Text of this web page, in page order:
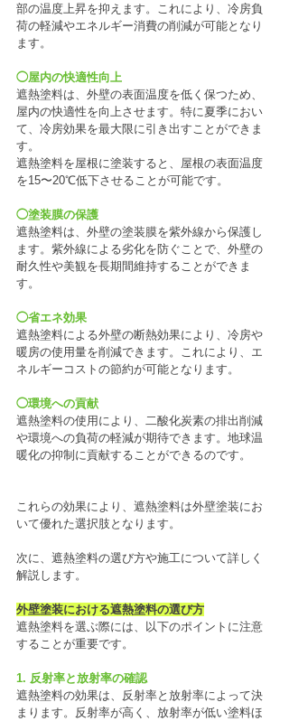
部の温度上昇を抑えます。これにより、冷房負
荷の軽減やエネルギー消費の削減が可能となり
ます。
◯屋内の快適性向上
遮熱塗料は、外壁の表面温度を低く保つため、
屋内の快適性を向上させます。特に夏季におい
て、冷房効果を最大限に引き出すことができま
す。
遮熱塗料を屋根に塗装すると、屋根の表面温度
を15〜20℃低下させることが可能です。
◯塗装膜の保護
遮熱塗料は、外壁の塗装膜を紫外線から保護し
ます。紫外線による劣化を防ぐことで、外壁の
耐久性や美観を長期間維持することができま
す。
◯省エネ効果
遮熱塗料による外壁の断熱効果により、冷房や
暖房の使用量を削減できます。これにより、エ
ネルギーコストの節約が可能となります。
◯環境への貢献
遮熱塗料の使用により、二酸化炭素の排出削減
や環境への負荷の軽減が期待できます。地球温
暖化の抑制に貢献することができるのです。
これらの効果により、遮熱塗料は外壁塗装にお
いて優れた選択肢となります。
次に、遮熱塗料の選び方や施工について詳しく
解説します。
外壁塗装における遮熱塗料の選び方
遮熱塗料を選ぶ際には、以下のポイントに注意
することが重要です。
1. 反射率と放射率の確認
遮熱塗料の効果は、反射率と放射率によって決
まります。反射率が高く、放射率が低い塗料ほ